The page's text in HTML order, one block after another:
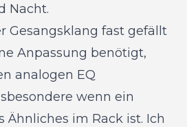
Nacht.
Gesangsklang fast gefällt
Anpassung benötigt,
analogen EQ
wenn ein
Ähnliches im Rack ist. Ich